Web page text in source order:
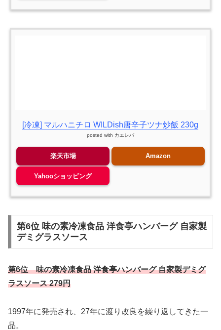
[冷凍] マルハニチロ WILDish唐辛子ツナ炒飯 230g
posted with カエレバ
楽天市場 Amazon
Yahooショッピング
第6位 味の素冷凍食品 洋食亭ハンバーグ 自家製
デミグラスソース
第6位 味の素冷凍食品 洋食亭ハンバーグ 自家製デミグ
ラスソース 279円
1997年に発売され、27年に渡り改良を繰り返してきた一
品。